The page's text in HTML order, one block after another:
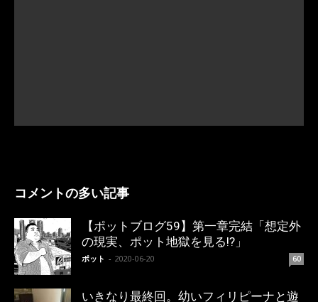
コメントの多い記事
【ポットブログ59】第一章完結「想定外
の現実、ポット地獄を見る!?」
ポット - 2020-06-20 60
いきなり最終回。幼いフィリピーナと遊